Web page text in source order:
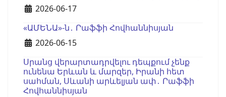
Details
2026-06-17
«ԱՄԵՆԱ»-ն․ Րաֆֆի Հովհաննիսյան
Details
2026-06-15
Սրանց վերարտադրվելու դեպքում չենք
ունենա Երևան և մարզեր, Իրանի հետ
սահման, Սևանի արևելյան ափ․ Րաֆֆի
Հովհաննիսյան